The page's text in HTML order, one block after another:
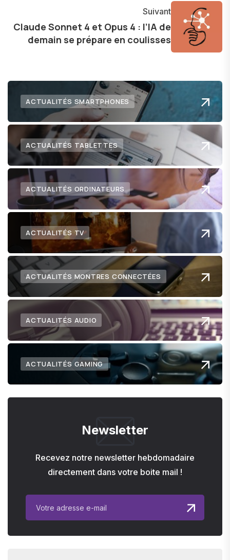
Suivant
Claude Sonnet 4 et Opus 4 : l’IA de
demain se prépare en coulisses
ACTUALITÉS SMARTPHONES
ACTUALITÉS TABLETTES
ACTUALITÉS ORDINATEURS
ACTUALITÉS TV
ACTUALITÉS MONTRES CONNECTÉES
ACTUALITÉS AUDIO
ACTUALITÉS GAMING
Newsletter
Recevez notre newsletter hebdomadaire
directement dans votre boite mail !